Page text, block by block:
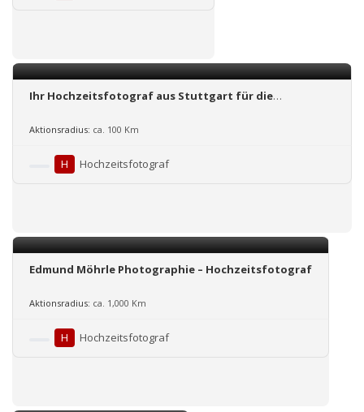
Ihr Hochzeitsfotograf aus Stuttgart für die
Ludwigsburg und Umgebung.
Aktionsradius: ca. 100 Km
H Hochzeitsfotograf
Edmund Möhrle Photographie – Hochzeitsfotograf
Aktionsradius: ca. 1,000 Km
H Hochzeitsfotograf